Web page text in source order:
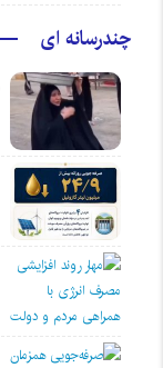
چندرسانه ای